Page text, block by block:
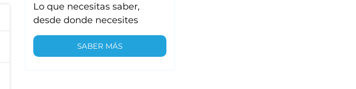
Lo que necesitas saber,
desde donde necesites
SABER MÁS